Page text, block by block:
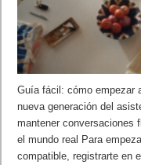
Guía fácil: cómo empezar
nueva generación del
mantener conversaciones
el mundo real Para
compatible, registrarte en